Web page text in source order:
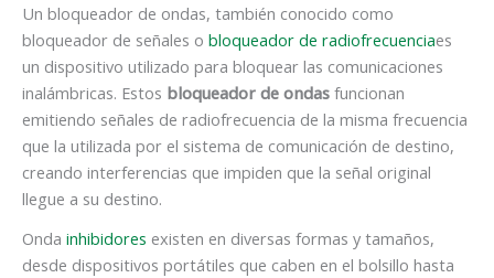
Un bloqueador de ondas, también conocido como
bloqueador de señales o bloqueador de radiofrecuenciaes
un dispositivo utilizado para bloquear las comunicaciones
inalámbricas. Estos bloqueador de ondas funcionan
emitiendo señales de radiofrecuencia de la misma frecuencia
que la utilizada por el sistema de comunicación de destino,
creando interferencias que impiden que la señal original
llegue a su destino.
Onda inhibidores existen en diversas formas y tamaños,
desde dispositivos portátiles que caben en el bolsillo hasta